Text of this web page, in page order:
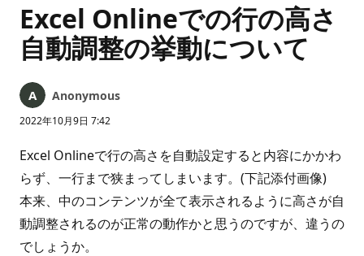
Excel Onlineでの行の高さ
自動調整の挙動について
Anonymous
2022年10月9日 7:42
Excel Onlineで行の高さを自動設定すると内容にかかわ
らず、一行まで狭まってしまいます。(下記添付画像)
本来、中のコンテンツが全て表示されるように高さが自
動調整されるのが正常の動作かと思うのですが、違うの
でしょうか。